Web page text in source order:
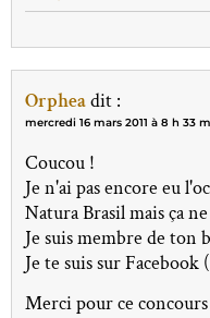
Orpheadit :
mercredi 16 mars 2011 à 8 h 33
Coucou !
Je n'ai pas encore eu
Natura Brasil mais ça
Je suis membre de ton
Je te suis sur Facebook
Merci pour ce